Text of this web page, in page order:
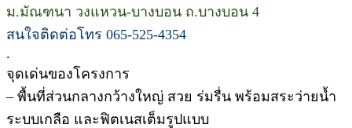
ม.มัณฑนา วงแหวน-บางบอน ถ.บางบอน 4
สนใจติดต่อโทร 065-525-4354
.
จุดเด่นของโครงการ
– พื้นที่ส่วนกลางกว้างใหญ่ สวย ร่มรื่น พร้อมสระว่ายน้ำ
ระบบเกลือ และฟิตเนสเต็มรูปแบบ